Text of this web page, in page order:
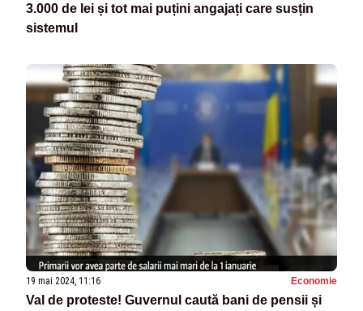
3.000 de lei și tot mai puțini angajați care susțin
sistemul
19 mai 2024, 11:16 Economie
Val de proteste! Guvernul caută bani de pensii și